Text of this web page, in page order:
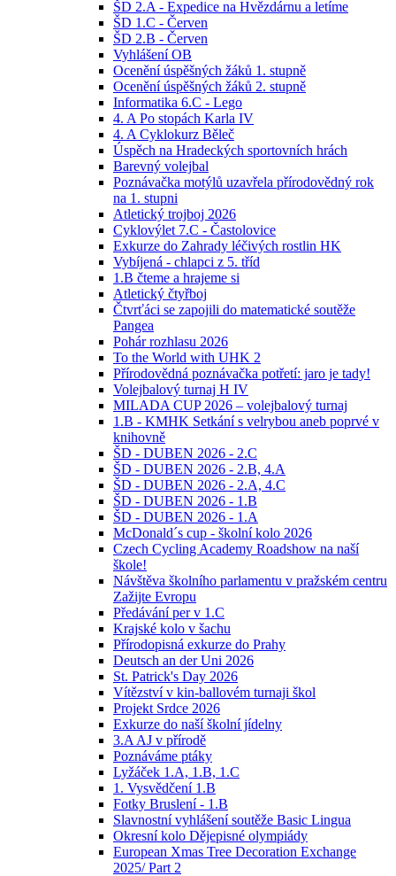
ŠD 2.A - Expedice na Hvězdárnu a letíme
ŠD 1.C - Červen
ŠD 2.B - Červen
Vyhlášení OB
Ocenění úspěšných žáků 1. stupně
Ocenění úspěšných žáků 2. stupně
Informatika 6.C - Lego
4. A Po stopách Karla IV
4. A Cyklokurz Běleč
Úspěch na Hradeckých sportovních hrách
Barevný volejbal
Poznávačka motýlů uzavřela přírodovědný rok
na 1. stupni
Atletický trojboj 2026
Cyklovýlet 7.C - Častolovice
Exkurze do Zahrady léčivých rostlin HK
Vybíjená - chlapci z 5. tříd
1.B čteme a hrajeme si
Atletický čtyřboj
Čtvrťáci se zapojili do matematické soutěže
Pangea
Pohár rozhlasu 2026
To the World with UHK 2
Přírodovědná poznávačka potřetí: jaro je tady!
Volejbalový turnaj H IV
MILADA CUP 2026 – volejbalový turnaj
1.B - KMHK Setkání s velrybou aneb poprvé v
knihovně
ŠD - DUBEN 2026 - 2.C
ŠD - DUBEN 2026 - 2.B, 4.A
ŠD - DUBEN 2026 - 2.A, 4.C
ŠD - DUBEN 2026 - 1.B
ŠD - DUBEN 2026 - 1.A
McDonald´s cup - školní kolo 2026
Czech Cycling Academy Roadshow na naší
škole!
Návštěva školního parlamentu v pražském centru
Zažijte Evropu
Předávání per v 1.C
Krajské kolo v šachu
Přírodopisná exkurze do Prahy
Deutsch an der Uni 2026
St. Patrick's Day 2026
Vítězství v kin-ballovém turnaji škol
Projekt Srdce 2026
Exkurze do naší školní jídelny
3.A AJ v přírodě
Poznáváme ptáky
Lyžáček 1.A, 1.B, 1.C
1. Vysvědčení 1.B
Fotky Bruslení - 1.B
Slavnostní vyhlášení soutěže Basic Lingua
Okresní kolo Dějepisné olympiády
European Xmas Tree Decoration Exchange
2025/ Part 2